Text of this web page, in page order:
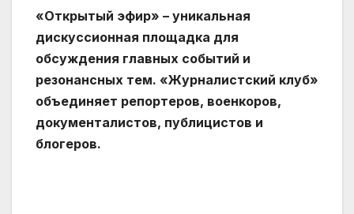
«Открытый эфир» – уникальная
дискуссионная площадка для
обсуждения главных событий и
резонансных тем. «Журналистский клуб»
объединяет репортеров, военкоров,
документалистов, публицистов и
блогеров.